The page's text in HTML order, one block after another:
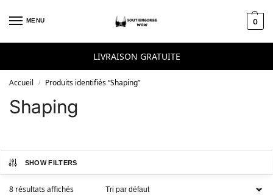
MENU 0
LIVRAISON GRATUITE
Accueil / Produits identifiés “Shaping”
Shaping
SHOW FILTERS
8 résultats affichés